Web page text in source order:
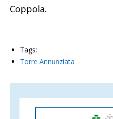
Coppola.
Tags:
Torre Annunziata